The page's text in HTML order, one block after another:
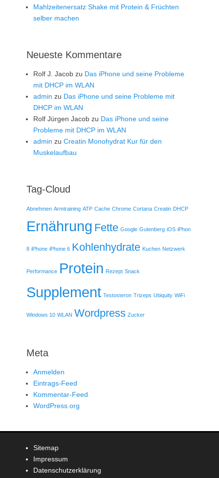
Mahlzeitenersatz Shake mit Protein & Früchten
selber machen
Neueste Kommentare
Rolf J. Jacob zu Das iPhone und seine Probleme
mit DHCP im WLAN
admin zu Das iPhone und seine Probleme mit
DHCP im WLAN
Rolf Jürgen Jacob zu Das iPhone und seine
Probleme mit DHCP im WLAN
admin zu Creatin Monohydrat Kur für den
Muskelaufbau
Tag-Cloud
Abnehmen Armtraining ATP Cache Chrome Cortana Creatin DHCP
Ernährung Fette Google Gutenberg iOS iPhon
8 iPhone iPhone 6 Kohlenhydrate Kuchen Netzwerk
Performance Protein Rezept Snack
Supplement Testosteron Trizeps Ubiquity WiFi
Windows 10 WLAN Wordpress Zucker
Meta
Anmelden
Eintrags-Feed
Kommentar-Feed
WordPress.org
Sitemap
Impressum
Datenschutzerklärung